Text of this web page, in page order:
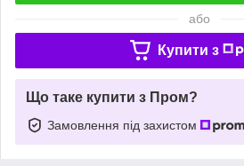
або
Купити з
Що таке купити з Пром?
Замовлення під захистом